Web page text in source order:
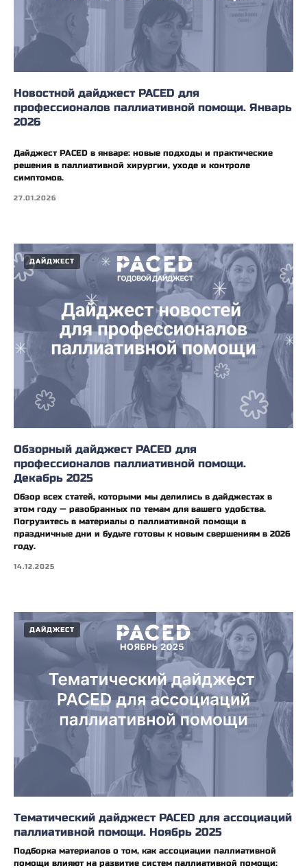
Новостной дайджест PACED для
профессионалов паллиативной помощи. Январь
2026
Дайджест PACED в январе: новые подходы и практические
решения в паллиативной хирургии, уходе и контроле
симптомов.
27.01.2026
ДАЙДЖЕСТ
Обзорный дайджест PACED для
профессионалов паллиативной помощи.
Декабрь 2025
Обзор всех статей, которыми мы делились в дайджестах в
этом году — разобранных по темам для вашего удобства.
Погрузитесь в материалы о паллиативной помощи в
праздничные дни и будьте готовы к новым свершениям в 2026
году.
14.12.2025
ДАЙДЖЕСТ
Тематический дайджест PACED для ассоциаций
паллиативной помощи. Ноябрь 2025
Подборка материалов о том, как ассоциации паллиативной
помощи влияют на развитие систем паллиативной помощи: